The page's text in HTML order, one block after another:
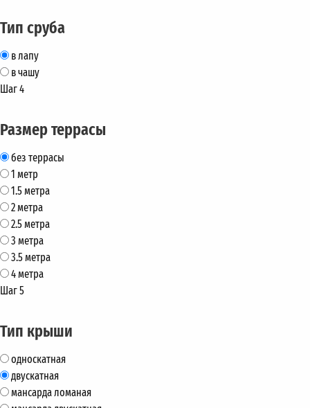
Тип сруба
в лапу
в чашу
Шаг 4
Размер террасы
без террасы
1 метр
1.5 метра
2 метра
2.5 метра
3 метра
3.5 метра
4 метра
Шаг 5
Тип крыши
односкатная
двускатная
мансарда ломаная